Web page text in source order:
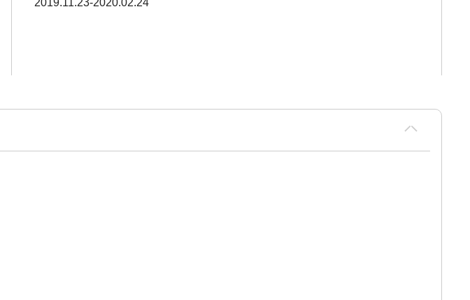
2019.11.23-2020.02.24